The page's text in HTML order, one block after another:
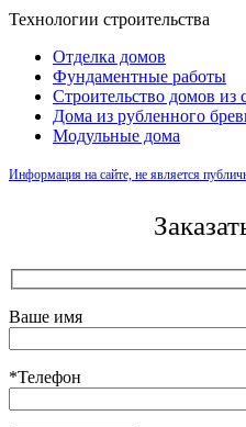
Технологии строительства
Отделка домов
Фундаментные работы
Строительство домов из
Дома из рубленного
Модульные дома
Информация на сайте, не является
Ваше имя
*Телефон